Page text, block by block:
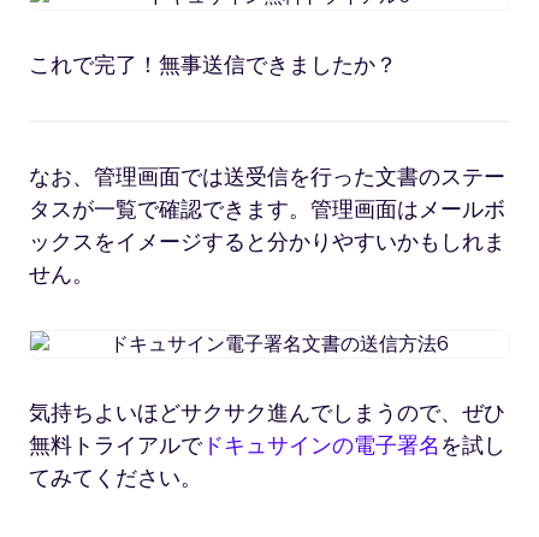
ア
ル
サ
料
ト
ラ
イ
6
これで完了！無事送信できましたか？
なお、管理画面では送受信を行った文書のステー
タスが一覧で確認できます。管理画面はメールボ
ックスをイメージすると分かりやすいかもしれま
せん。
ド
ュ
サ
イ
気持ちよいほどサクサク進んでしまうので、ぜひ
無料トライアルでドキュサインの電子署名 を試し
てみてください。